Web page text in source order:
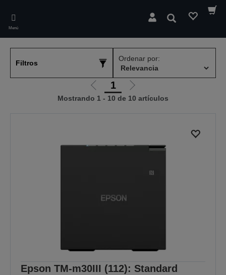
main
content
Menú
Buscar
Filtros
Ordenar por:
Ir
a
1
Ir
a
Mostrando 1 - 10 de 10 artículos
Epson TM-m30III (112): Standard